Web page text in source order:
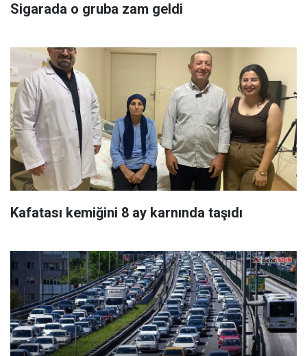
Sigarada o gruba zam geldi
Kafatası kemiğini 8 ay karnında taşıdı